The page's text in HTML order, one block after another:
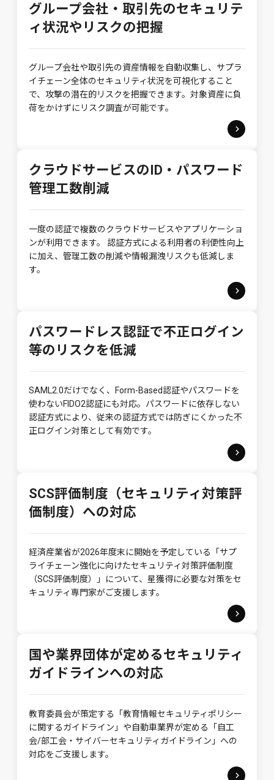
グループ会社・取引先のセキュリテ
ィ状況やリスクの把握
グループ会社や取引先の資産情報を自動収集し、サプラ
イチェーン全体のセキュリティ状況を可視化すること
で、攻撃の潜在的リスクを把握できます。対象資産に負
荷をかけずにリスク調査が可能です。
クラウドサービスのID・パスワード
管理工数削減
一度の認証で複数のクラウドサービスやアプリケーショ
ンが利用できます。 認証方式による利用者の利便性向上
に加え、管理工数の削減や情報漏洩リスクも低減しま
す。
パスワードレス認証で不正ログイン
等のリスクを低減
SAML2.0だけでなく、Form-Based認証やパスワードを
使わないFIDO2認証にも対応。パスワードに依存しない
認証方式により、従来の認証方式では防ぎにくかった不
正ログイン対策として有効です。
SCS評価制度（セキュリティ対策評
価制度）への対応
経済産業省が2026年度末に開始を予定している「サプ
ライチェーン強化に向けたセキュリティ対策評価制度
（SCS評価制度）」について、星獲得に必要な対策をセ
キュリティ専門家がご支援します。
国や業界団体が定めるセキュリティ
ガイドラインへの対応
教育委員会が策定する「教育情報セキュリティポリシー
に関するガイドライン」や自動車業界が定める「自工
会/部工会・サイバーセキュリティガイドライン」への
対応をご支援します。